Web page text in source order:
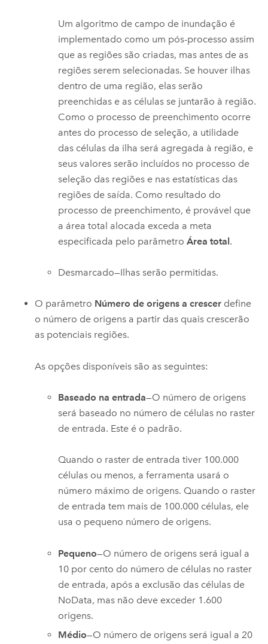
Um algoritmo de campo de inundação é
implementado como um pós-processo assim
que as regiões são criadas, mas antes de as
regiões serem selecionadas. Se houver ilhas
dentro de uma região, elas serão
preenchidas e as células se juntarão à região.
Como o processo de preenchimento ocorre
antes do processo de seleção, a utilidade
das células da ilha será agregada à região, e
seus valores serão incluídos no processo de
seleção das regiões e nas estatísticas das
regiões de saída. Como resultado do
processo de preenchimento, é provável que
a área total alocada exceda a meta
especificada pelo parâmetroÁrea total.
Desmarcado—Ilhas serão permitidas.
O parâmetro Número de origens a crescer define
o número de origens a partir das quais crescerão
as potenciais regiões.
As opções disponíveis são as seguintes:
Baseado na entrada—O número de origens
será baseado no número de células no raster
de entrada. Este é o padrão.
Quando o raster de entrada tiver 100.000
células ou menos, a ferramenta usará o
número máximo de origens. Quando o raster
de entrada tem mais de 100.000 células, ele
usa o pequeno número de origens.
Pequeno—O número de origens será igual a
10 por cento do número de células no raster
de entrada, após a exclusão das células de
NoData, mas não deve exceder 1.600
origens.
Médio—O número de origens será igual a 20